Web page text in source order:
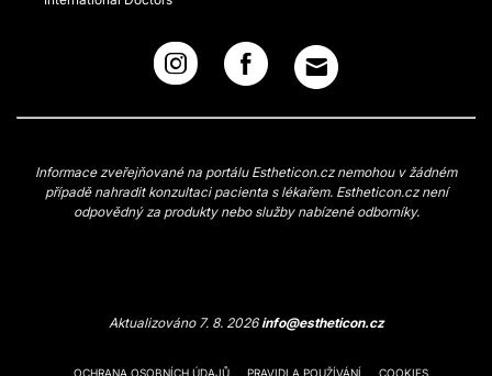
Informace zveřejňované na portálu Estheticon.cz nemohou v žádném
případě nahradit konzultaci pacienta s lékařem. Estheticon.cz není
odpovědný za produkty nebo služby nabízené odborníky.
Aktualizováno 7. 8. 2026info@estheticon.cz
OCHRANA OSOBNÍCH ÚDAJŮ PRAVIDLA POUŽÍVÁNÍ COOKIES